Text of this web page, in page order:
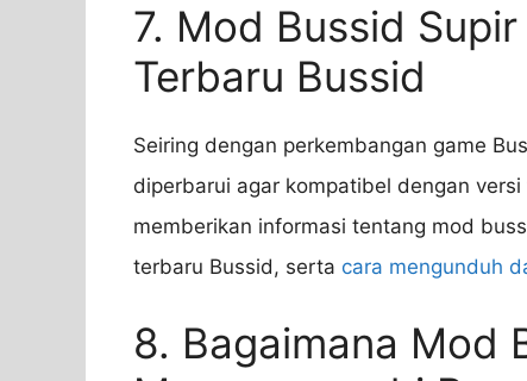
7. Mod Bussid
Terbaru Bussid
Seiring dengan perkembangan game
diperbarui agar kompatibel dengan
memberikan informasi tentang mod
terbaru Bussid, serta cara mengunduh
8. Bagaimana Mod